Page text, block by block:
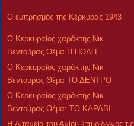
Ο εμπρησμός της Κέρκυρας 1943
Ο Κερκυραίος χαράκτης Νικ
Βεντούρας Θέμα Η ΠΟΛΗ
Ο Κερκυραίος χαράκτης Νικ
Βεντουρας Θέμα ΤΟ ΔΕΝΤΡΟ
Ο Κερκυραίος χαράκτης Νικ
Βεντούρας Θέμα: ΤΟ ΚΑΡΑΒΙ
H Λιτανεία του Αγίου Σπυρίδωνος τις